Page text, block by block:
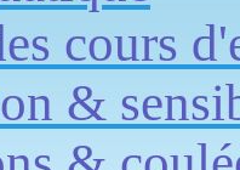
cours
&